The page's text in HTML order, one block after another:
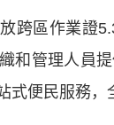
區作業證
和管理人員
式便民服務，